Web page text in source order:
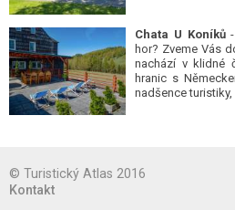
Chata U Koníků-
hor? Zveme Vás
nachází v klidné
hranic s
nadšence turistiky,
© Turistický Atlas 2016
Kontakt